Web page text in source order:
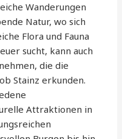
Wanderungen
Natur, wo sich
Flora und Fauna
sucht, kann auch
die die
Stainz erkunden.
Attraktionen in